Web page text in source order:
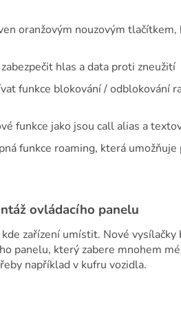
oranžovým nouzovým
hlas a data proti zneužití
funkce blokování / odblokování
funkce jako jsou call alias a
funkce roaming, která
ovládacího panelu
zařízení umístit. Nové
panelu, který zabere mnohem
například v kufru vozidla.